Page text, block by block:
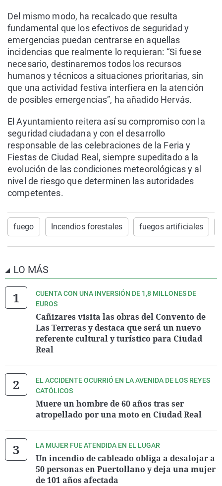
Del mismo modo, ha recalcado que resulta
fundamental que los efectivos de seguridad y
emergencias puedan centrarse en aquellas
incidencias que realmente lo requieran: “Si fuese
necesario, destinaremos todos los recursos
humanos y técnicos a situaciones prioritarias, sin
que una actividad festiva interfiera en la atención
de posibles emergencias”, ha añadido Hervás.
El Ayuntamiento reitera así su compromiso con la
seguridad ciudadana y con el desarrollo
responsable de las celebraciones de la Feria y
Fiestas de Ciudad Real, siempre supeditado a la
evolución de las condiciones meteorológicas y al
nivel de riesgo que determinen las autoridades
competentes.
fuego Incendios forestales fuegos artificiales
LO MÁS
CUENTA CON UNA INVERSIÓN DE 1,8 MILLONES DE
EUROS
Cañizares visita las obras del Convento de
Las Terreras y destaca que será un nuevo
referente cultural y turístico para Ciudad
Real
EL ACCIDENTE OCURRIÓ EN LA AVENIDA DE LOS REYES
CATÓLICOS
Muere un hombre de 60 años tras ser
atropellado por una moto en Ciudad Real
LA MUJER FUE ATENDIDA EN EL LUGAR
Un incendio de cableado obliga a desalojar a
50 personas en Puertollano y deja una mujer
de 101 años afectada